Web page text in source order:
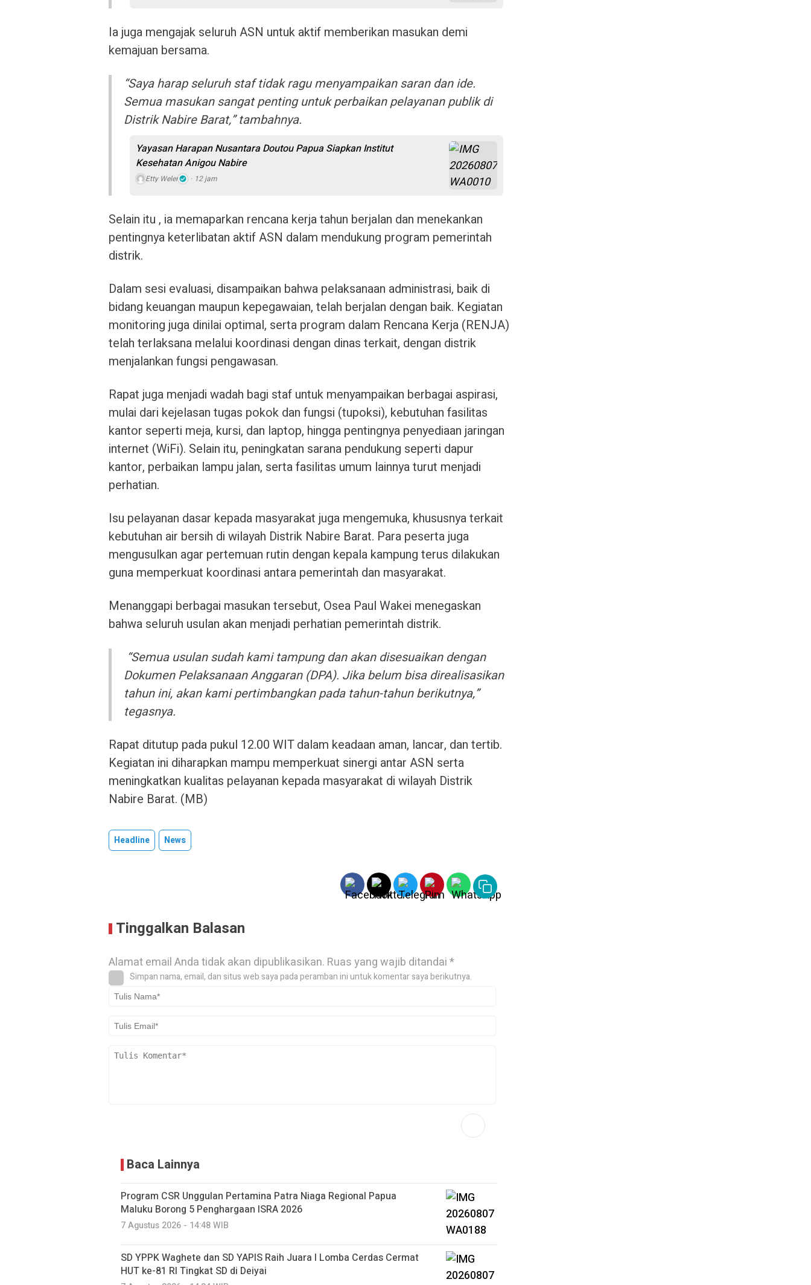
Ia juga mengajak seluruh ASN untuk aktif memberikan masukan demi
kemajuan bersama.
“Saya harap seluruh staf tidak ragu menyampaikan saran dan ide.
Semua masukan sangat penting untuk perbaikan pelayanan publik di
Distrik Nabire Barat,” tambahnya.
Yayasan Harapan Nusantara Doutou Papua Siapkan Institut
Kesehatan Anigou Nabire
Etty Weler 12 jam
Selain itu , ia memaparkan rencana kerja tahun berjalan dan menekankan
pentingnya keterlibatan aktif ASN dalam mendukung program pemerintah
distrik.
Dalam sesi evaluasi, disampaikan bahwa pelaksanaan administrasi, baik di
bidang keuangan maupun kepegawaian, telah berjalan dengan baik. Kegiatan
monitoring juga dinilai optimal, serta program dalam Rencana Kerja (RENJA)
telah terlaksana melalui koordinasi dengan dinas terkait, dengan distrik
menjalankan fungsi pengawasan.
Rapat juga menjadi wadah bagi staf untuk menyampaikan berbagai aspirasi,
mulai dari kejelasan tugas pokok dan fungsi (tupoksi), kebutuhan fasilitas
kantor seperti meja, kursi, dan laptop, hingga pentingnya penyediaan jaringan
internet (WiFi). Selain itu, peningkatan sarana pendukung seperti dapur
kantor, perbaikan lampu jalan, serta fasilitas umum lainnya turut menjadi
perhatian.
Isu pelayanan dasar kepada masyarakat juga mengemuka, khususnya terkait
kebutuhan air bersih di wilayah Distrik Nabire Barat. Para peserta juga
mengusulkan agar pertemuan rutin dengan kepala kampung terus dilakukan
guna memperkuat koordinasi antara pemerintah dan masyarakat.
Menanggapi berbagai masukan tersebut, Osea Paul Wakei menegaskan
bahwa seluruh usulan akan menjadi perhatian pemerintah distrik.
“Semua usulan sudah kami tampung dan akan disesuaikan dengan
Dokumen Pelaksanaan Anggaran (DPA). Jika belum bisa direalisasikan
tahun ini, akan kami pertimbangkan pada tahun-tahun berikutnya,”
tegasnya.
Rapat ditutup pada pukul 12.00 WIT dalam keadaan aman, lancar, dan tertib.
Kegiatan ini diharapkan mampu memperkuat sinergi antar ASN serta
meningkatkan kualitas pelayanan kepada masyarakat di wilayah Distrik
Nabire Barat. (MB)
Headline News
Tinggalkan Balasan
Alamat email Anda tidak akan dipublikasikan. Ruas yang wajib ditandai*
Simpan nama, email, dan situs web saya pada peramban ini untuk komentar saya berikutnya.
Baca Lainnya
Program CSR Unggulan Pertamina Patra Niaga Regional Papua
Maluku Borong 5 Penghargaan ISRA 2026
7 Agustus 2026 - 14:48 WIB
SD YPPK Waghete dan SD YAPIS Raih Juara I Lomba Cerdas Cermat
HUT ke-81 RI Tingkat SD di Deiyai